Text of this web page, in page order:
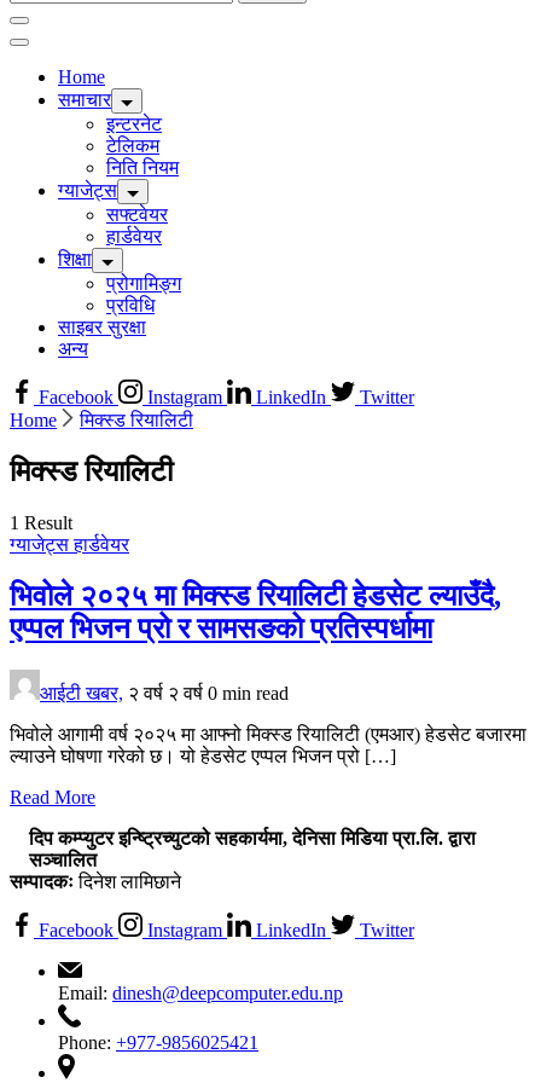
for:
Home
समाचार
इन्टरनेट
टेलिकम
निति नियम
ग्याजेट्स
सफ्टवेयर
हार्डवेयर
शिक्षा
प्रोगामिङ्ग
प्रविधि
साइबर सुरक्षा
अन्य
Facebook Instagram LinkedIn
Twitter
Home
मिक्स्ड रियालिटी
मिक्स्ड रियालिटी
1 Result
ग्याजेट्सहार्डवेयर
भिवोले २०२५ मा मिक्स्ड रियालिटी हेडसेट ल्याउँदै,
एप्पल भिजन प्रो र सामसङको प्रतिस्पर्धामा
आईटी खबर, २ वर्ष २ वर्ष 0 min read
भिवोले आगामी वर्ष २०२५ मा आफ्नो मिक्स्ड रियालिटी (एमआर) हेडसेट बजारमा
ल्याउने घोषणा गरेको छ। यो हेडसेट एप्पल भिजन प्रो […]
Read More
दिप कम्प्युटर इन्ष्ट्रिच्युटको सहकार्यमा, देनिसा मिडिया प्रा.लि. द्वारा
सञ्चालित
सम्पादकःदिनेश लामिछाने
Facebook Instagram LinkedIn Twitter
Email: dinesh@deepcomputer.edu.np
Phone: +977-9856025421